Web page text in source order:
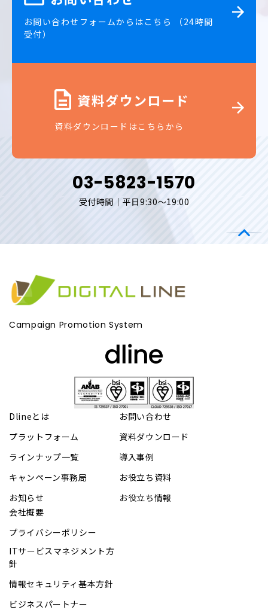
お問い合わせフォームからはこちら （24時間
受付）
資料ダウンロード
資料ダウンロードはこちらから
03-5823-1570
受付時間｜平日9:30～19:00
Campaign Promotion System
Dlineとは
プラットフォーム
ラインナップ一覧
キャンペーン事務局
お知らせ
お問い合わせ
資料ダウンロード
導入事例
お役立ち資料
お役立ち情報
会社概要
プライバシーポリシー
ITサービスマネジメント方
針
情報セキュリティ基本方針
ビジネスパートナー